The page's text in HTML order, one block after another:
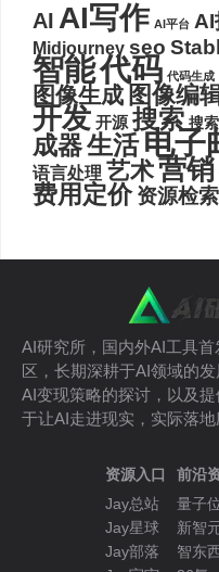
AI AI写作 AI平台 AI
Midjourney seo
智能代码 代码生成
图像生成 图像编
开发 开源 搜索 搜
成器生活电子
语言处理 艺术营销
费用定价 资源检索
AI研究所，国内外AI工具
区，长期深耕于AI领域的
AI变现策略的探讨，以及
于让AI走进现实，实际落地
资源入口
Jay总站
Jay星球
Jay部落
前沿
量子
新智
智东